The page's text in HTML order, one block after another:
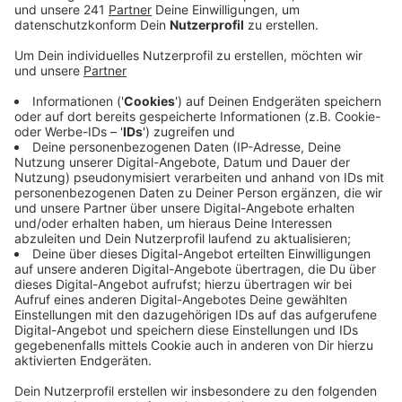
arbeiten wollen, abgebaut werden.
So soll es zum Beispiel einfacher werden, an Visa oder
Arbeitserlaubnisse zu kommen. Mit dieser Maßnahme
könnte auch der Fachkräftemangel im RBRS-Land
bekämpft werden. Für die Stadt Bonn spiele die
interantionale Zuwandernug von qualifizierten
Arbeitskräften eine große Rolle, hieß es von Bonns
Oberbürgermeister Sridharan. Die neue Zentralstelle
sei eine gute Ergänzung zur bereits bestehenden
zentralen Auslands- und Fachvermittlung der
Bundesagentur für Arbeit in Bonn. Zuständig für die
neue Zentralstelle ist die Bezirksregierung Köln. Die
ZFE nimmt ihre Arbeit am 2. März 2020 in Bonn auf.